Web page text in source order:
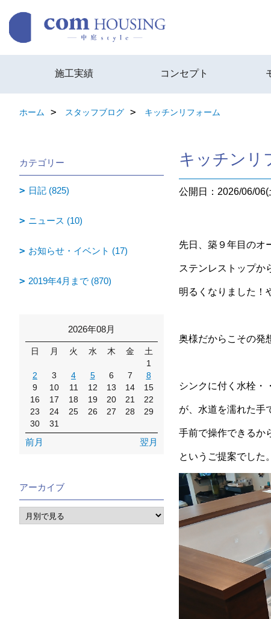
施工実績 コンセプト
ホーム スタッフブログ キッチンリフォーム
キッチンリ
公開日：2026/06/06(
先日、築９年目のオ
ステンレストップか
明るくなりました！
奥様だからこその発
シンクに付く水栓・
が、水道を濡れた手
手前で操作できるか
というご提案でした。
カテゴリー
日記 (825)
ニュース (10)
お知らせ・イベント (17)
2019年4月まで (870)
2026年08月
日 月 火 水 木 金
土
1
2
3 4 5 6 7
8
9
10 11 12 13 14
15
16
17 18 19 20 21
22
23
24 25 26 27 28
29
30
31
前月 翌月
アーカイブ